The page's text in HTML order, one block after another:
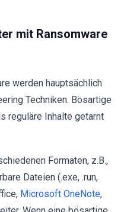
mit Ransomware
werden hauptsächlich
Techniken. Bösartige
reguläre Inhalte getarnt
Formaten, z.B.,
Dateien (.exe, .run,
Microsoft OneNote,